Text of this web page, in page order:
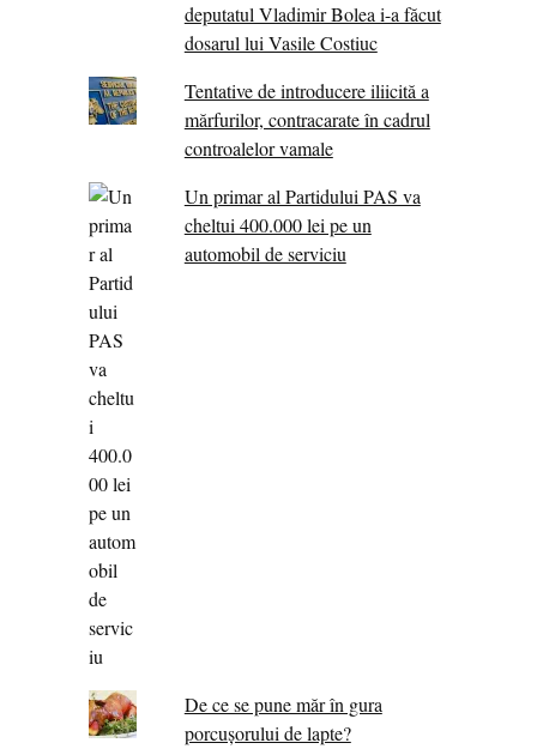
deputatul Vladimir Bolea i-a făcut
dosarul lui Vasile Costiuc
Tentative de introducere iliicită a
mărfurilor, contracarate în cadrul
controalelor vamale
Un primar al Partidului PAS va
cheltui 400.000 lei pe un
automobil de serviciu
De ce se pune măr în gura
porcușorului de lapte?